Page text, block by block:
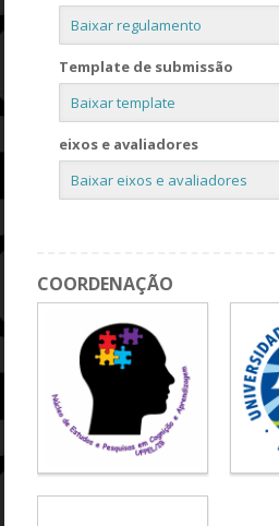
Baixar regulamento
Template de submissão
Baixar template
eixos e avaliadores
Baixar eixos e avaliadores
COORDENAÇÃO